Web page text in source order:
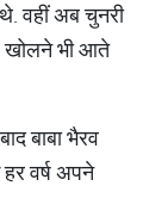
वहीं अब चुनरी
खोलने भी आते
बाबा भैरव
वर्ष अपने